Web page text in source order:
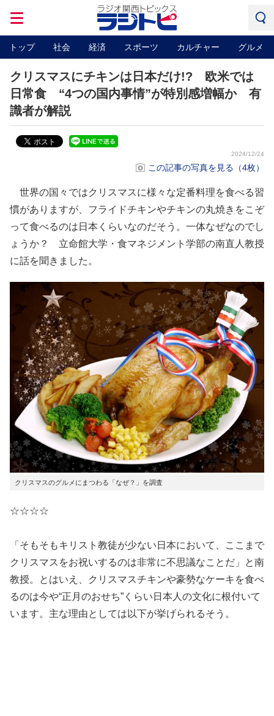
トップ 社会 経済 スポーツ カルチャー グルメ
クリスマスにチキンは日本だけ!? 欧米では
日常食 “4つの国内事情”が特別感増幅か 有
識者が解説
2024/12/24
この記事の写真を見る（4枚）
世界の国々ではクリスマスに様々な定番料理を食べる習
慣がありますが、フライドチキンやチキンの丸焼きをこぞ
って食べるのは日本くらいなのだそう。一体なぜなのでし
ょうか？ 立命館大学・食マネジメント学部の南直人教授
に話を聞きました。
クリスマスのグルメにまつわる「なぜ？」を調査
☆☆☆☆
「そもそもキリスト教徒が少ない日本において、ここまで
クリスマスをお祝いするのは非常に不思議なことだ」と南
教授。とはいえ、クリスマスチキンや豪勢なケーキを食べ
るのは今や“正月のおせち”くらい日本人の文化に根付いて
います。主な理由としては以下が挙げられるそう。